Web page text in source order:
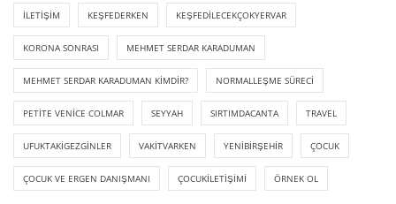
ILETIŞIM KEŞFEDERKEN KEŞFEDILECEKÇOKYERVAR
KORONA SONRASI MEHMET SERDAR KARADUMAN
MEHMET SERDAR KARADUMAN KIMDIR? NORMALLEŞME SÜRECI
PETITE VENICE COLMAR SEYYAH SIRTIMDACANTA TRAVEL
UFUKTAKIGEZGINLER VAKITVARKEN YENIBIRŞEHIR ÇOCUK
ÇOCUK VE ERGEN DANIŞMANI ÇOCUKILETIŞIMI ÖRNEK OL